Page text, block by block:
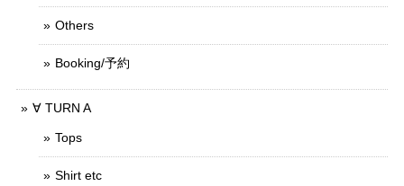
Others
Booking/予約
∀ TURN A
Tops
Shirt etc